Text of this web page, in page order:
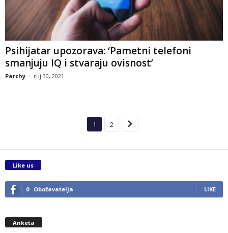
Psihijatar upozorava: ‘Pametni telefoni
smanjuju IQ i stvaraju ovisnost’
Parchy - ruj 30, 2021
1 2
Like us
0 Obožavatelja LIKE
Anketa